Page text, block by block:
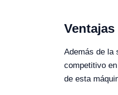
Además de la
competitivo
de esta